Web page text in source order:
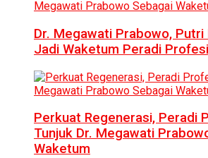
Dr. Megawati Prabowo,
Jadi Waketum Peradi
Perkuat Regenerasi, Peradi
Tunjuk Dr. Megawati
Waketum